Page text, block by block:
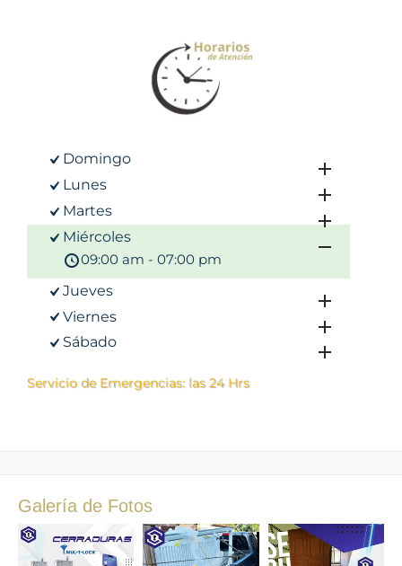
Domingo
Lunes
Martes
Miércoles
09:00 am - 07:00 pm
Jueves
Viernes
Sábado
Servicio de Emergencias: las 24 Hrs
Galería de Fotos